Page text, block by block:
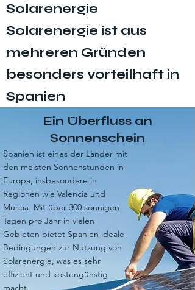
Solarenergie
Solarenergie ist aus
mehreren Gründen
besonders vorteilhaft in
Spanien
Ein Überfluss an
Sonnenschein
Spanien ist eines der Länder mit
den meisten Sonnenstunden in
Europa, insbesondere in
Regionen wie Valencia und
Murcia. Mit über 300 sonnigen
Tagen pro Jahr in vielen
Gebieten bietet Spanien ideale
Bedingungen zur Nutzung von
Solarenergie, was es sehr
effizient und kostengünstig
macht.